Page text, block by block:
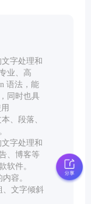
字处理和
业、高
语法，能
同时也具
、段落、
字处理和
、博客等
软件。
容。
、文字倾斜